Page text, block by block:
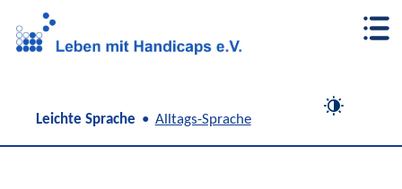
NavigationLeichte Sprache Alltags-Sprache
Uns unterstützen
Beratungs-Stelle EUTB®
Veranstaltungs-Tipps für Leipzig